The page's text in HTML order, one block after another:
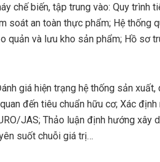
chế biến, tập trung vào: Quy trình
soát an toàn thực phẩm; Hệ thống
quản và lưu kho sản phẩm; Hồ sơ
giá hiện trạng hệ thống sản xuất,
đến tiêu chuẩn hữu cơ; Xác
JAS; Thảo luận định hướng xây
suốt chuỗi giá trị…